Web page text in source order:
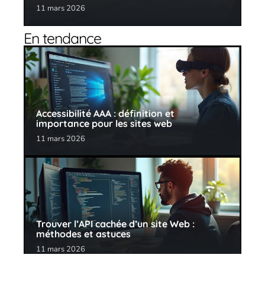
11 mars 2026
En tendance
Accessibilité AAA : définition et
importance pour les sites web
11 mars 2026
Trouver l’API cachée d’un site Web :
méthodes et astuces
11 mars 2026